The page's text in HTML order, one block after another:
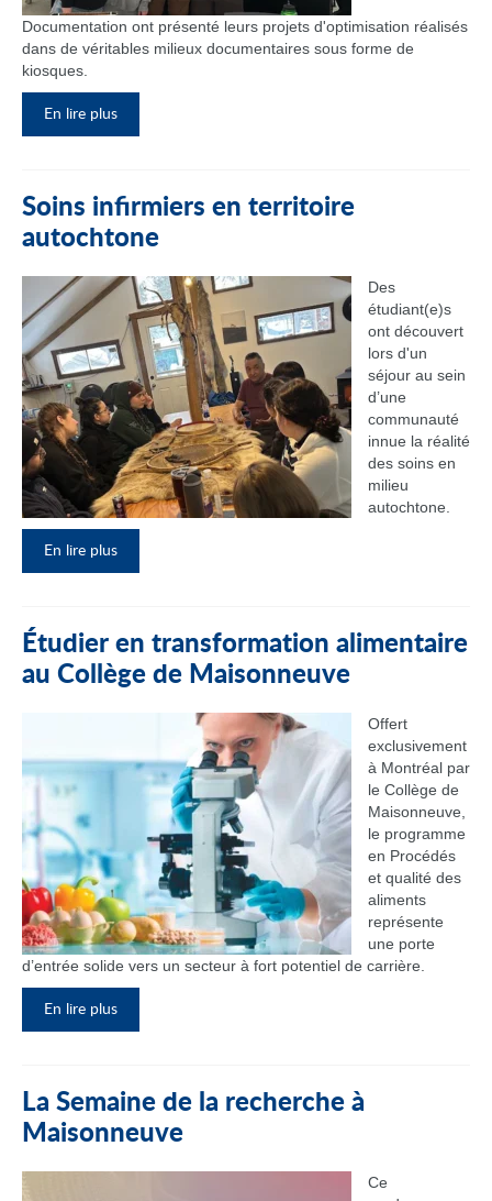
Documentation ont présenté leurs projets d'optimisation réalisés
dans de véritables milieux documentaires sous forme de
kiosques.
En lire plus
Soins infirmiers en territoire
autochtone
Des
étudiant(e)s
ont découvert
lors d'un
séjour au sein
d’une
communauté
innue la réalité
des soins en
milieu
autochtone.
En lire plus
Étudier en transformation alimentaire
au Collège de Maisonneuve
Offert
exclusivement
à Montréal par
le Collège de
Maisonneuve,
le programme
en Procédés
et qualité des
aliments
représente
une porte
d’entrée solide vers un secteur à fort potentiel de carrière.
En lire plus
La Semaine de la recherche à
Maisonneuve
Ce